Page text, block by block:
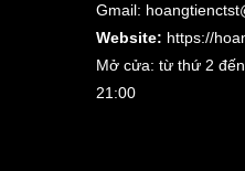
Gmail:
Website: https://
Mở cửa: từ thứ 2
21:00